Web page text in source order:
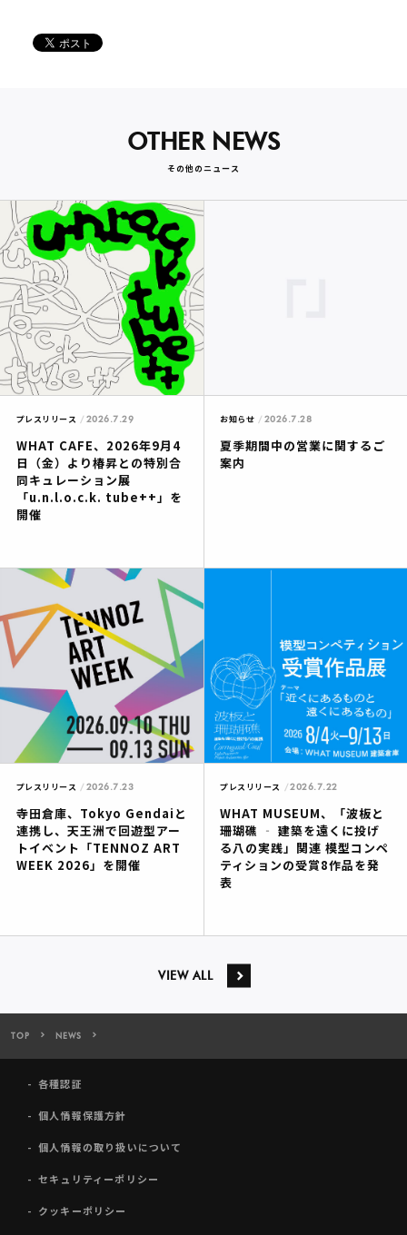
OTHER NEWS
その他のニュース
プレスリリース 2026.7.29
WHAT CAFE、2026年9月4
日（金）より椿昇との特別合
同キュレーション展
「u.n.l.o.c.k. tube++」を
開催
お知らせ 2026.7.28
夏季期間中の営業に関するご
案内
プレスリリース 2026.7.23
寺田倉庫、Tokyo Gendaiと
連携し、天王洲で回遊型アー
トイベント「TENNOZ ART
WEEK 2026」を開催
プレスリリース 2026.7.22
WHAT MUSEUM、「波板と
珊瑚礁 ‐ 建築を遠くに投げ
る八の実践」関連 模型コンペ
ティションの受賞8作品を発
表
VIEW ALL
TOP NEWS
各種認証
個人情報保護方針
個人情報の取り扱いについて
セキュリティーポリシー
クッキーポリシー